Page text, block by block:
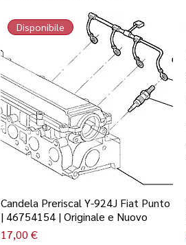
Disponibile
Candela Preriscal Y-924J Fiat Punto
| 46754154 | Originale e Nuovo
Prezzo
17,00 €